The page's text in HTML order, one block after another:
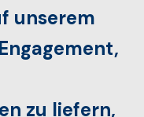
unserem
zu liefern,